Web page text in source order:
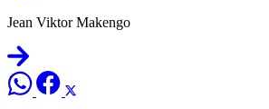
Jean Viktor Makengo